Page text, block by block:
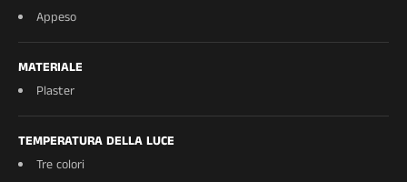
Appeso
MATERIALE
Plaster
TEMPERATURA DELLA LUCE
Tre colori